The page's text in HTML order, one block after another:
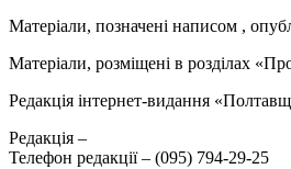
Матеріали, позначені написом ,
Матеріали, розміщені в розділах
Редакція інтернет-видання
Редакція –
Телефон редакції – (095) 794-29-25